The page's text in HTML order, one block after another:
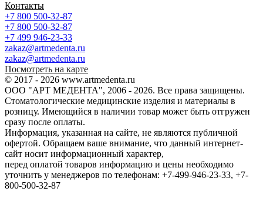
Контакты
+7 800 500-32-87
+7 800 500-32-87
+7 499 946-23-33
zakaz@artmedenta.ru
zakaz@artmedenta.ru
Посмотреть на карте
© 2017 - 2026 www.artmedenta.ru
ООО "АРТ МЕДЕНТА", 2006 - 2026. Все права защищены.
Стоматологические медицинские изделия и материалы в
розницу. Имеющийся в наличии товар может быть отгружен
сразу после оплаты.
Информация, указанная на сайте, не являются публичной
офертой. Обращаем ваше внимание, что данный интернет-
сайт носит информационный характер,
перед оплатой товаров информацию и цены необходимо
уточнить у менеджеров по телефонам: +7-499-946-23-33, +7-
800-500-32-87